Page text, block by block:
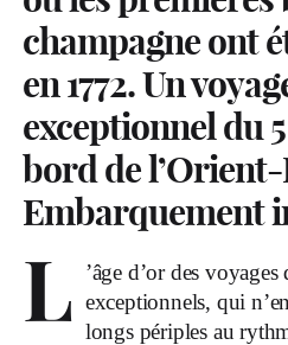
champagne ont
en 1772. Un
exceptionnel du
bord de
Embarquement
L ’âge d’or des
exceptionnels, qui
longs périples au